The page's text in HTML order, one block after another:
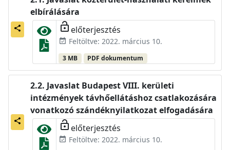
share
elbírálására
lock_open előterjesztés
event_available Feltöltve: 2022. március 10.
3 MB PDF dokumentum
share
Javaslat Budapest VIII. kerületi
intézmények távhőellátáshoz csatlakozására
vonatkozó szándéknyilatkozat elfogadására
lock_open előterjesztés
event_available Feltöltve: 2022. március 10.